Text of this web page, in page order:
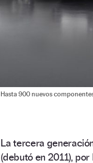
Hasta 900 nuevos
La tercera
(debutó en 2011),